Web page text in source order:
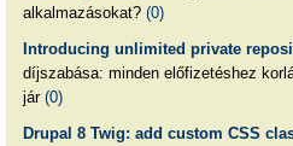
alkalmazásokat? (0)
Introducing unlimited private
díjszabása: minden előfizetéshez
jár (0)
Drupal 8 Twig: add custom CSS